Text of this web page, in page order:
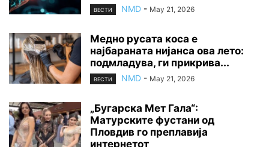
ВЕСТИ NMD - May 21, 2026
Медно русата коса е
најбараната нијанса ова лето:
подмладува, ги прикрива...
ВЕСТИ NMD - May 21, 2026
„Бугарска Мет Гала“:
Матурските фустани од
Пловдив го преплавија
интернетот